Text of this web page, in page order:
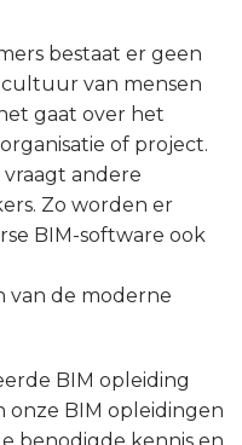
bestaat er geen
cultuur van mensen
gaat over het
of project.
andere
Zo worden er
BIM-software ook
van de moderne
BIM opleiding
onze BIM opleidingen